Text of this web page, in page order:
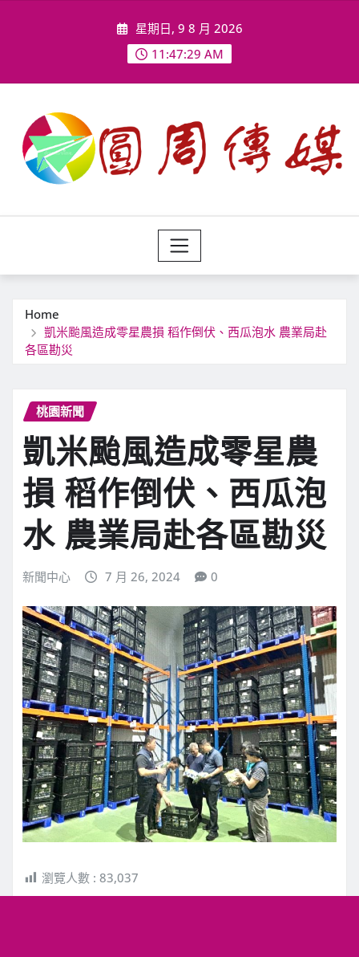
星期日, 9 8 月 2026
11:47:31 AM
Home
凱米颱風造成零星農損 稻作倒伏、西瓜泡水 農業局赴
各區勘災
桃園新聞
凱米颱風造成零星農
損 稻作倒伏、西瓜泡
水 農業局赴各區勘災
新聞中心 7 月 26, 2024 0
瀏覽人數 : 83,037